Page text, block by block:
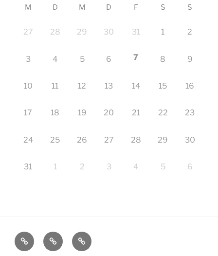
M D M D F S S
27 28 29 30 31 1 2
3 4 5 6 7 8 9
10 11 12 13 14 15 16
17 18 19 20 21 22 23
24 25 26 27 28 29 30
31 1 2 3 4 5 6
StartseiteImpressum
–
Veranstaltungen